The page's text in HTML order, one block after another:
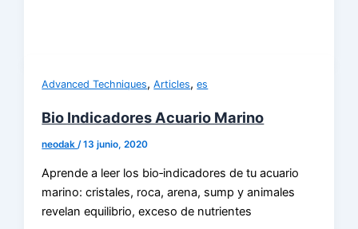
Advanced Techniques,Articles,es
Bio Indicadores Acuario Marino
neodak/13 junio, 2020
Aprende a leer los bio‑indicadores de tu acuario
marino: cristales, roca, arena, sump y animales
revelan equilibrio, exceso de nutrientes